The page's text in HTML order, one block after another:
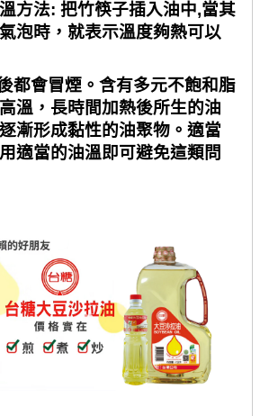
方法: 把竹筷子插入油中,當其
泡時，就表示溫度夠熱可以
都會冒煙。含有多元不飽和脂
溫，長時間加熱後所生的油
漸形成黏性的油聚物。適當
適當的油溫即可避免這類問